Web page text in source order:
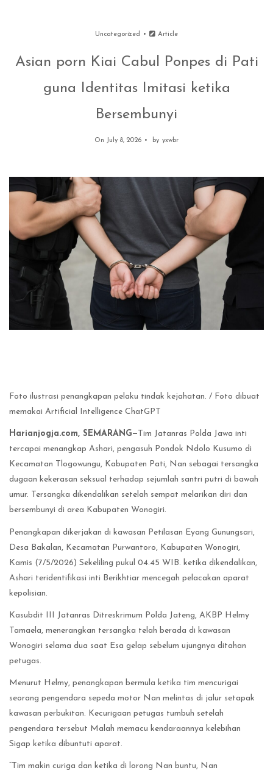
Uncategorized Article
Asian porn Kiai Cabul Ponpes di Pati
guna Identitas Imitasi ketika
Bersembunyi
On July 8, 2026 by yxwbr
Foto ilustrasi penangkapan pelaku tindak kejahatan. / Foto dibuat
memakai Artificial Intelligence ChatGPT
Harianjogja.com, SEMARANG— Tim Jatanras Polda Jawa inti
tercapai menangkap Ashari, pengasuh Pondok Ndolo Kusumo di
Kecamatan Tlogowungu, Kabupaten Pati, Nan sebagai tersangka
dugaan kekerasan seksual terhadap sejumlah santri putri di bawah
umur. Tersangka dikendalikan setelah sempat melarikan diri dan
bersembunyi di area Kabupaten Wonogiri.
Penangkapan dikerjakan di kawasan Petilasan Eyang Gunungsari,
Desa Bakalan, Kecamatan Purwantoro, Kabupaten Wonogiri,
Kamis (7/5/2026) Sekeliling pukul 04.45 WIB. ketika dikendalikan,
Ashari teridentifikasi inti Berikhtiar mencegah pelacakan aparat
kepolisian.
Kasubdit III Jatanras Ditreskrimum Polda Jateng, AKBP Helmy
Tamaela, menerangkan tersangka telah berada di kawasan
Wonogiri selama dua saat Esa gelap sebelum ujungnya ditahan
petugas.
Menurut Helmy, penangkapan bermula ketika tim mencurigai
seorang pengendara sepeda motor Nan melintas di jalur setapak
kawasan perbukitan. Kecurigaan petugas tumbuh setelah
pengendara tersebut Malah memacu kendaraannya kelebihan
Sigap ketika dibuntuti aparat.
“Tim makin curiga dan ketika di lorong Nan buntu, Nan